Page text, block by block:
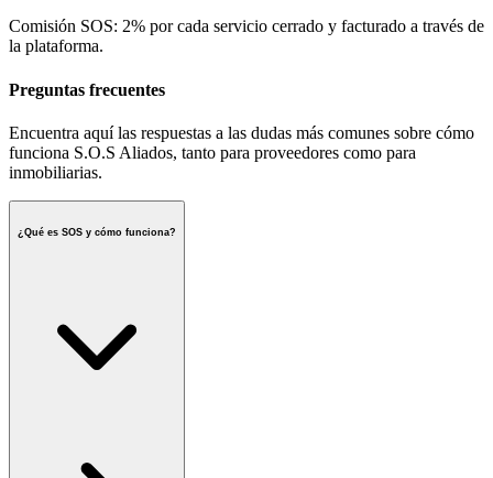
Comisión SOS: 2% por cada servicio cerrado y facturado a través de
la plataforma.
Preguntas frecuentes
Encuentra aquí las respuestas a las dudas más comunes sobre cómo
funciona S.O.S Aliados, tanto para proveedores como para
inmobiliarias.
¿Qué es SOS y cómo funciona?